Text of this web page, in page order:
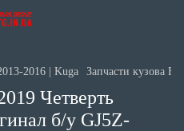
2016 | Kuga Запчасти кузова
Четверть
б/у GJ5Z-